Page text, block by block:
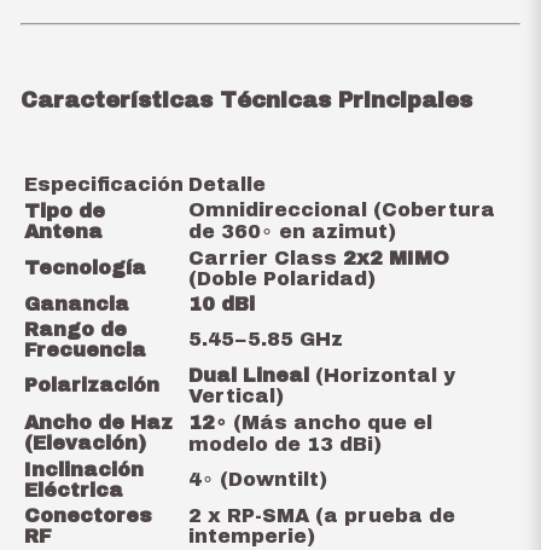
Características Técnicas Principales
Especificación Detalle
Tipo de
Antena
Omnidireccional (Cobertura
de 360∘ en azimut)
Tecnología
Carrier Class 2x2 MIMO
(Doble Polaridad)
Ganancia
10 dBi
Rango de
Frecuencia
5.45−5.85 GHz
Polarización Dual Lineal
(Horizontal y
Vertical)
Ancho de Haz
(Elevación)
12∘ (Más ancho que el
modelo de 13 dBi)
Inclinación
Eléctrica
4∘ (Downtilt)
Conectores
RF
2 x RP-SMA (a prueba de
intemperie)